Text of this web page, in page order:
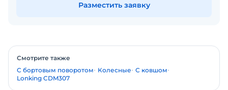
Разместить заявку
Смотрите также
С бортовым поворотом
Колесные С ковшом
Lonking CDM307